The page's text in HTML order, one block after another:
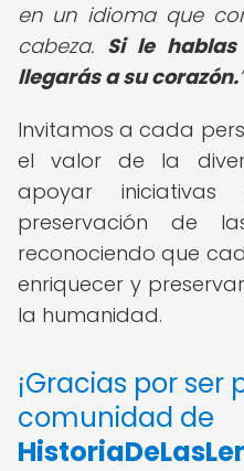
en un idioma que
cabeza. Si le
llegarás a su corazón.
Invitamos a cada
el valor de la
apoyar
preservación de
reconociendo que
enriquecer y
la humanidad.
¡Gracias por ser
comunidad de